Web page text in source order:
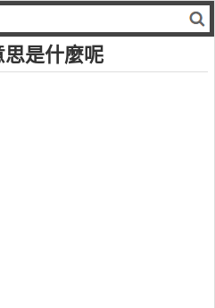
是什麼呢